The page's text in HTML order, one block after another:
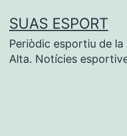
contenido
SUAS ESPORT
Periòdic esportiu de la
Alta. Notícies